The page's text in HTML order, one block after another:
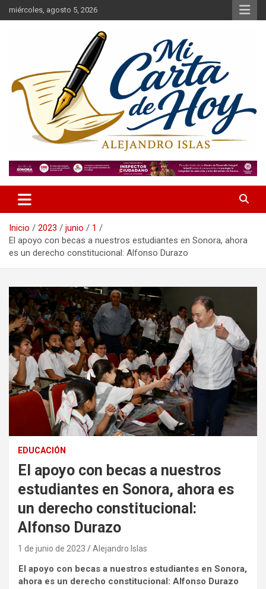
Saltar
al
miércoles, agosto 5, 2026
Mi Carta de Hoy
Inicio 2023 junio
1
El apoyo con becas a nuestros estudiantes en Sonora, ahora
es un derecho constitucional: Alfonso Durazo
EDUCACIÓN
El apoyo con becas a nuestros
estudiantes en Sonora, ahora es
un derecho constitucional:
Alfonso Durazo
1 de junio de 2023 Alejandro Islas
El apoyo con becas a nuestros estudiantes en Sonora,
ahora es un derecho constitucional: Alfonso Durazo